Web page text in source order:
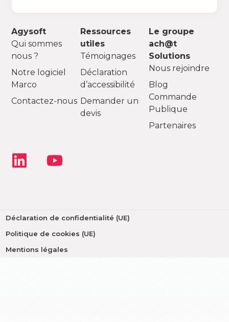
Agysoft
Qui sommes
nous ?
Notre logiciel
Marco
Contactez-nous
Ressources
utiles
Témoignages
Déclaration
d’accessibilité
Demander un
devis
Le groupe
ach@t
Solutions
Nous rejoindre
Blog
Commande
Publique
Partenaires
Déclaration de confidentialité (UE)
Politique de cookies (UE)
Mentions légales